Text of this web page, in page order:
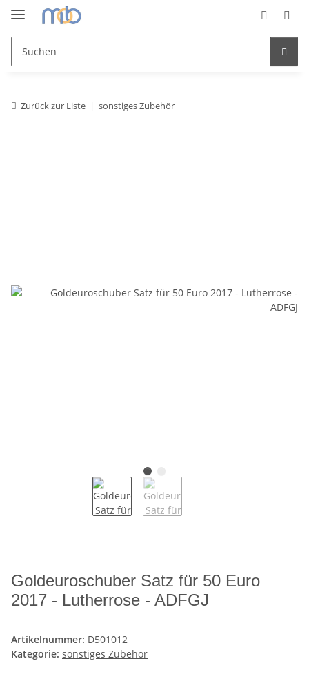
Zurück zur Liste sonstiges Zubehör
Goldeuroschuber Satz für 50 Euro
2017 - Lutherrose - ADFGJ
Artikelnummer: D501012
Kategorie: sonstiges Zubehör